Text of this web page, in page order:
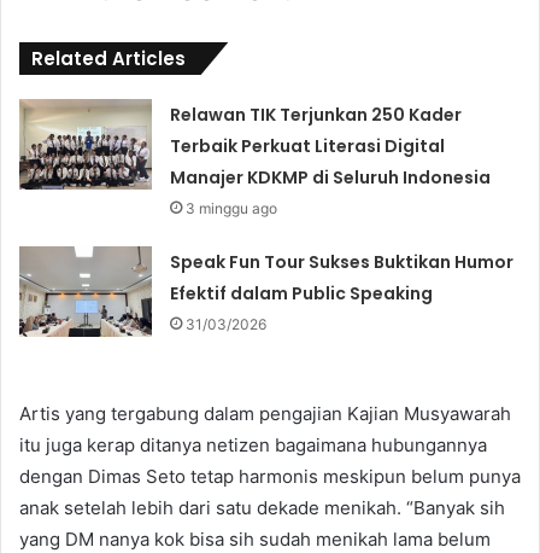
Related Articles
Relawan TIK Terjunkan 250 Kader
Terbaik Perkuat Literasi Digital
Manajer KDKMP di Seluruh Indonesia
3 minggu ago
Speak Fun Tour Sukses Buktikan Humor
Efektif dalam Public Speaking
31/03/2026
Artis yang tergabung dalam pengajian Kajian Musyawarah
itu juga kerap ditanya netizen bagaimana hubungannya
dengan Dimas Seto tetap harmonis meskipun belum punya
anak setelah lebih dari satu dekade menikah. “Banyak sih
yang DM nanya kok bisa sih sudah menikah lama belum